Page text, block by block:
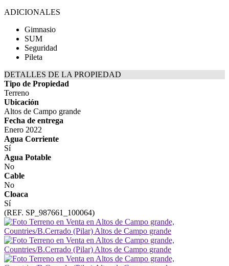
ADICIONALES
Gimnasio
SUM
Seguridad
Pileta
DETALLES DE LA PROPIEDAD
Tipo de Propiedad
Terreno
Ubicación
Altos de Campo grande
Fecha de entrega
Enero 2022
Agua Corriente
Sí
Agua Potable
No
Cable
No
Cloaca
Sí
(REF. SP_987661_100064)